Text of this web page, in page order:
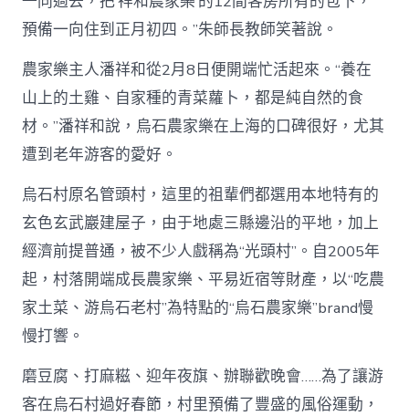
預備一向住到正月初四。”朱師長教師笑著說。
農家樂主人潘祥和從2月8日便開端忙活起來。“養在
山上的土雞、自家種的青菜蘿卜，都是純自然的食
材。”潘祥和說，烏石農家樂在上海的口碑很好，尤其
遭到老年游客的愛好。
烏石村原名管頭村，這里的祖輩們都選用本地特有的
玄色玄武巖建屋子，由于地處三縣邊沿的平地，加上
經濟前提普通，被不少人戲稱為“光頭村”。自2005年
起，村落開端成長農家樂、平易近宿等財產，以“吃農
家土菜、游烏石老村”為特點的“烏石農家樂”brand慢
慢打響。
磨豆腐、打麻糍、迎年夜旗、辦聯歡晚會……為了讓游
客在烏石村過好春節，村里預備了豐盛的風俗運動，